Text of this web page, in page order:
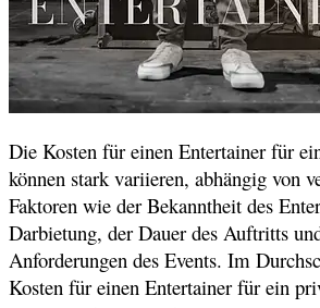
Die Kosten für einen Entertainer für
können stark variieren, abhängig von
Faktoren wie der Bekanntheit des
Darbietung, der Dauer des Auftritts
Anforderungen des Events. Im
Kosten für einen Entertainer für ein